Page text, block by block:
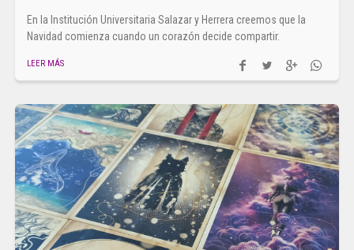
En la Institución Universitaria Salazar y Herrera creemos que la
Navidad comienza cuando un corazón decide compartir.
LEER MÁS